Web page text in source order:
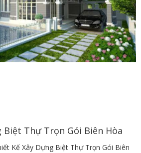
Biệt Thự Trọn Gói Biên Hòa
Kế Xây Dựng Biệt Thự Trọn Gói Biên